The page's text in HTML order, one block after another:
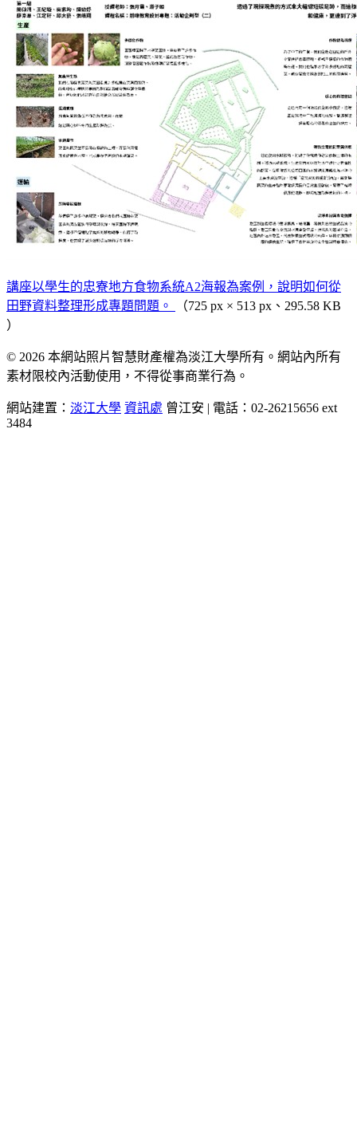
講座以學生的忠寮地方食物系統A2海報為案例，說明如何從
田野資料整理形成專題問題。
（725 px × 513 px、295.58 KB
）
© 2026 本網站照片智慧財產權為淡江大學所有。網站內所有
素材限校內活動使用，不得從事商業行為。
網站建置： 淡江大學 資訊處 曾江安 | 電話：02-26215656 ext
3484